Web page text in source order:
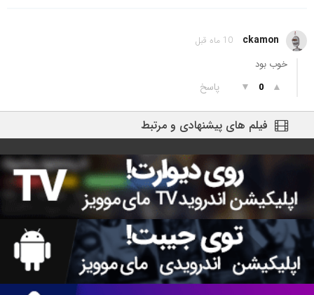
ckamon 10 ماه قبل
خوب بود
▲
0
▼ پاسخ
فیلم های پیشنهادی و مرتبط